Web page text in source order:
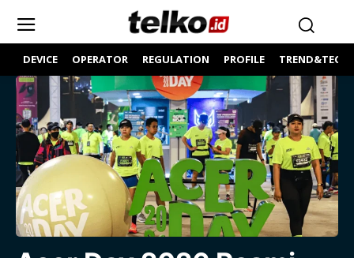
DEVICE OPERATOR REGULATION PROFILE